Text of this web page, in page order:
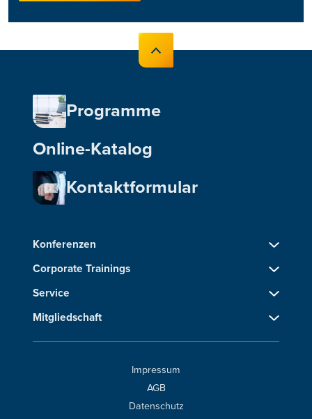
Programme
Online-Katalog
Kontaktformular
Konferenzen
Corporate Trainings
Service
Mitgliedschaft
Impressum
AGB
Datenschutz